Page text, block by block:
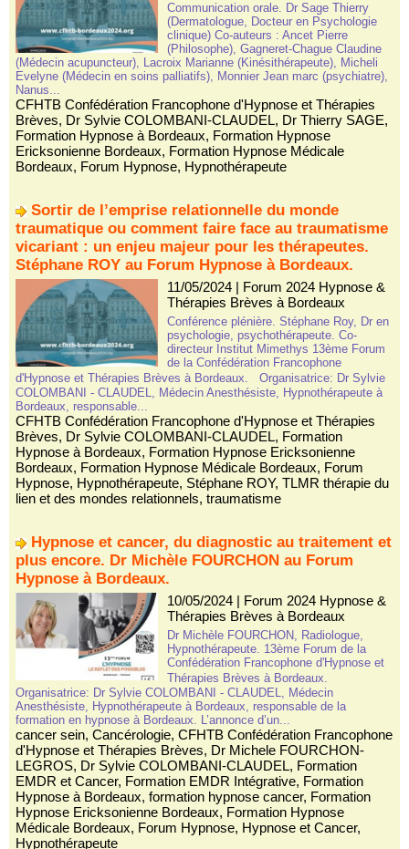
Communication orale. Dr Sage Thierry
(Dermatologue, Docteur en Psychologie
clinique) Co-auteurs : Ancet Pierre
(Philosophe), Gagneret-Chague Claudine
(Médecin acupuncteur), Lacroix Marianne (Kinésithérapeute), Micheli
Evelyne (Médecin en soins palliatifs), Monnier Jean marc (psychiatre),
Nanus...
CFHTB Confédération Francophone d'Hypnose et Thérapies
Brèves, Dr Sylvie COLOMBANI-CLAUDEL, Dr Thierry SAGE,
Formation Hypnose à Bordeaux, Formation Hypnose
Ericksonienne Bordeaux, Formation Hypnose Médicale
Bordeaux, Forum Hypnose, Hypnothérapeute
Sortir de l’emprise relationnelle du monde
traumatique ou comment faire face au traumatisme
vicariant : un enjeu majeur pour les thérapeutes.
Stéphane ROY au Forum Hypnose à Bordeaux.
11/05/2024| Forum 2024 Hypnose &
Thérapies Brèves à Bordeaux
Conférence plénière. Stéphane Roy, Dr en
psychologie, psychothérapeute. Co-
directeur Institut Mimethys 13ème Forum
de la Confédération Francophone
d'Hypnose et Thérapies Brèves à Bordeaux. Organisatrice: Dr Sylvie
COLOMBANI - CLAUDEL, Médecin Anesthésiste, Hypnothérapeute à
Bordeaux, responsable...
CFHTB Confédération Francophone d'Hypnose et Thérapies
Brèves, Dr Sylvie COLOMBANI-CLAUDEL, Formation
Hypnose à Bordeaux, Formation Hypnose Ericksonienne
Bordeaux, Formation Hypnose Médicale Bordeaux, Forum
Hypnose, Hypnothérapeute, Stéphane ROY, TLMR thérapie du
lien et des mondes relationnels, traumatisme
Hypnose et cancer, du diagnostic au traitement et
plus encore. Dr Michèle FOURCHON au Forum
Hypnose à Bordeaux.
10/05/2024| Forum 2024 Hypnose &
Thérapies Brèves à Bordeaux
Dr Michèle FOURCHON, Radiologue,
Hypnothérapeute. 13ème Forum de la
Confédération Francophone d'Hypnose et
Thérapies Brèves à Bordeaux.
Organisatrice: Dr Sylvie COLOMBANI - CLAUDEL, Médecin
Anesthésiste, Hypnothérapeute à Bordeaux, responsable de la
formation en hypnose à Bordeaux. L’annonce d’un...
cancer sein, Cancérologie, CFHTB Confédération Francophone
d'Hypnose et Thérapies Brèves, Dr Michele FOURCHON-
LEGROS, Dr Sylvie COLOMBANI-CLAUDEL, Formation
EMDR et Cancer, Formation EMDR Intégrative, Formation
Hypnose à Bordeaux, formation hypnose cancer, Formation
Hypnose Ericksonienne Bordeaux, Formation Hypnose
Médicale Bordeaux, Forum Hypnose, Hypnose et Cancer,
Hypnothérapeute